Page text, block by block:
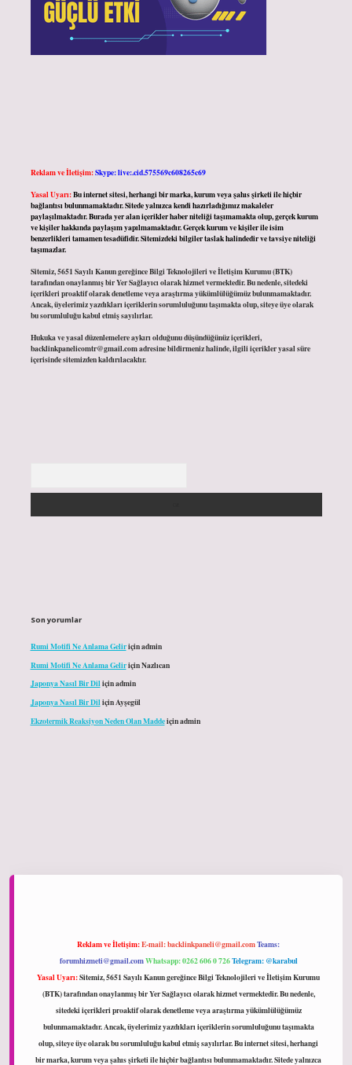
Reklam ve İletişim:Skype: live:.cid.575569c608265c69
Yasal Uyarı:Bu internet sitesi, herhangi bir marka, kurum veya şahıs şirketi ile hiçbir
bağlantısı bulunmamaktadır. Sitede yalnızca kendi hazırladığımız makaleler
paylaşılmaktadır. Burada yer alan içerikler haber niteliği taşımamakta olup, gerçek kurum
ve kişiler hakkında paylaşım yapılmamaktadır. Gerçek kurum ve kişiler ile isim
benzerlikleri tamamen tesadüfidir. Sitemizdeki bilgiler taslak halindedir ve tavsiye niteliği
taşımazlar.
Sitemiz, 5651 Sayılı Kanun gereğince Bilgi Teknolojileri ve İletişim Kurumu (BTK)
tarafından onaylanmış bir Yer Sağlayıcı olarak hizmet vermektedir. Bu nedenle, sitedeki
içerikleri proaktif olarak denetleme veya araştırma yükümlülüğümüz bulunmamaktadır.
Ancak, üyelerimiz yazdıkları içeriklerin sorumluluğunu taşımakta olup, siteye üye olarak
bu sorumluluğu kabul etmiş sayılırlar.
Hukuka ve yasal düzenlemelere aykırı olduğunu düşündüğünüz içerikleri,
backlinkpanelicomtr@gmail.comadresine bildirmeniz halinde, ilgili içerikler yasal süre
içerisinde sitemizden kaldırılacaktır.
Son yorumlar
Rumi Motifi Ne Anlama Geliriçinadmin
Rumi Motifi Ne Anlama GeliriçinNazlıcan
Japonya Nasıl Bir Diliçinadmin
Japonya Nasıl Bir DiliçinAyşegül
Ekzotermik Reaksiyon Neden Olan Maddeiçinadmin
Reklam ve İletişim:E-mail:backlinkpaneli@gmail.comTeams:
forumhizmeti@gmail.comWhatsapp: 0262 606 0 726Telegram: @karabul
Yasal Uyarı:Sitemiz, 5651 Sayılı Kanun gereğince Bilgi Teknolojileri ve İletişim Kurumu
(BTK) tarafından onaylanmış bir Yer Sağlayıcı olarak hizmet vermektedir. Bu nedenle,
sitedeki içerikleri proaktif olarak denetleme veya araştırma yükümlülüğümüz
bulunmamaktadır. Ancak, üyelerimiz yazdıkları içeriklerin sorumluluğunu taşımakta
olup, siteye üye olarak bu sorumluluğu kabul etmiş sayılırlar. Bu internet sitesi, herhangi
bir marka, kurum veya şahıs şirketi ile hiçbir bağlantısı bulunmamaktadır. Sitede yalnızca